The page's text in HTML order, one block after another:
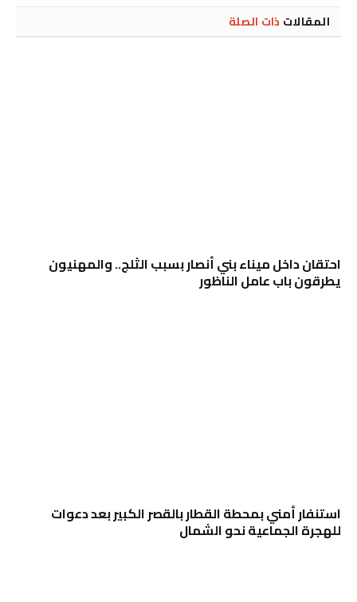
المقالات ذات الصلة
احتقان داخل ميناء بني أنصار بسبب الثلج.. والمهنيون
يطرقون باب عامل الناظور
استنفار أمني بمحطة القطار بالقصر الكبير بعد دعوات
للهجرة الجماعية نحو الشمال